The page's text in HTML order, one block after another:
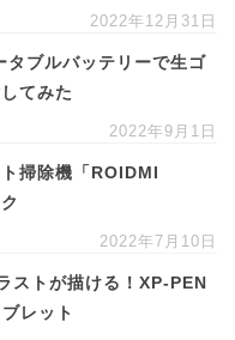
2022年12月31日
ブルバッテリーで生ゴ
てみた
2022年9月1日
掃除機「ROIDMI
2022年7月10日
ストが描ける！XP-PEN
レット